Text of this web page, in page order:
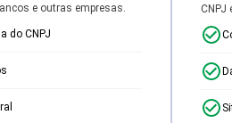
e outras empresas.
do CNPJ
CNPJ